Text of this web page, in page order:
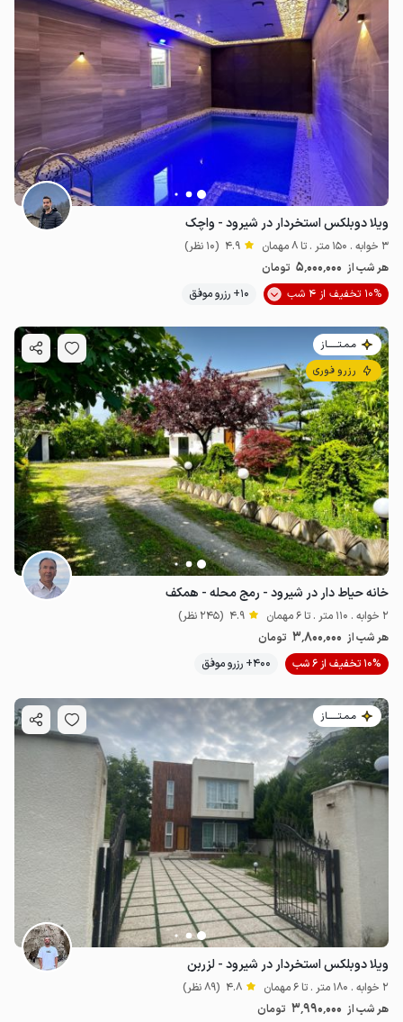
ویلا دوبلکس استخردار در شیرود - واچک
3 خوابه . 150 متر . تا 8 مهمان 4.9 (10 نظر)
هر شب از 5٬000٬000 تومان
10% تخفیف از 4 شب
10+ رزرو موفق
مـمـتــــــاز
رزرو فوری
خانه حیاط دار در شیرود - رمج محله - همکف
2 خوابه . 110 متر . تا 6 مهمان 4.9 (245 نظر)
هر شب از 3٬800٬000 تومان
10% تخفیف از 6 شب
400+ رزرو موفق
مـمـتــــــاز
ویلا دوبلکس استخردار در شیرود - لزربن
2 خوابه . 180 متر . تا 6 مهمان 4.8 (89 نظر)
هر شب از 3٬990٬000 تومان